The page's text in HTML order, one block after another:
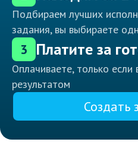
Подбираем лучших
задания, вы выбираете
3 Платите за
Оплачиваете, только
результатом
Создать